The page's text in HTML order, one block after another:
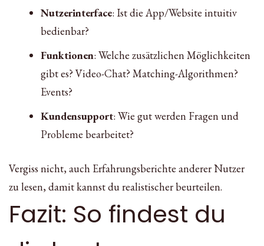
Nutzerinterface: Ist die App/Website intuitiv
bedienbar?
Funktionen: Welche zusätzlichen Möglichkeiten
gibt es? Video-Chat? Matching-Algorithmen?
Events?
Kundensupport: Wie gut werden Fragen und
Probleme bearbeitet?
Vergiss nicht, auch Erfahrungsberichte anderer Nutzer
zu lesen, damit kannst du realistischer beurteilen.
Fazit: So findest du